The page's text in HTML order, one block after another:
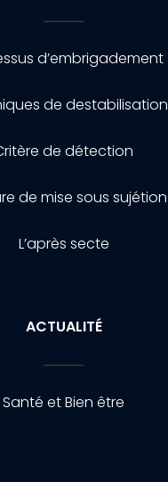
d’embrigadement
de destabilisation
de détection
de mise sous sujétion
L’après secte
ACTUALITÉ
Santé et Bien être